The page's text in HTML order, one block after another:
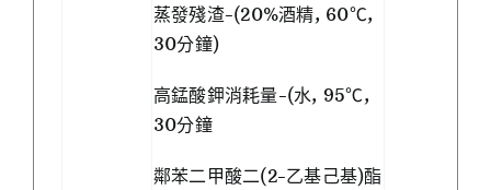
蒸發殘渣-(20%酒精, 60℃,
30分鐘)
高錳酸鉀消耗量-(水, 95℃,
30分鐘
鄰苯二甲酸二(2-乙基己基)酯